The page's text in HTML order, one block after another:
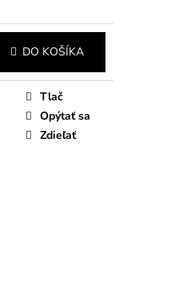
DO KOŠÍKA
Tlač
Opýtať sa
Zdieľať